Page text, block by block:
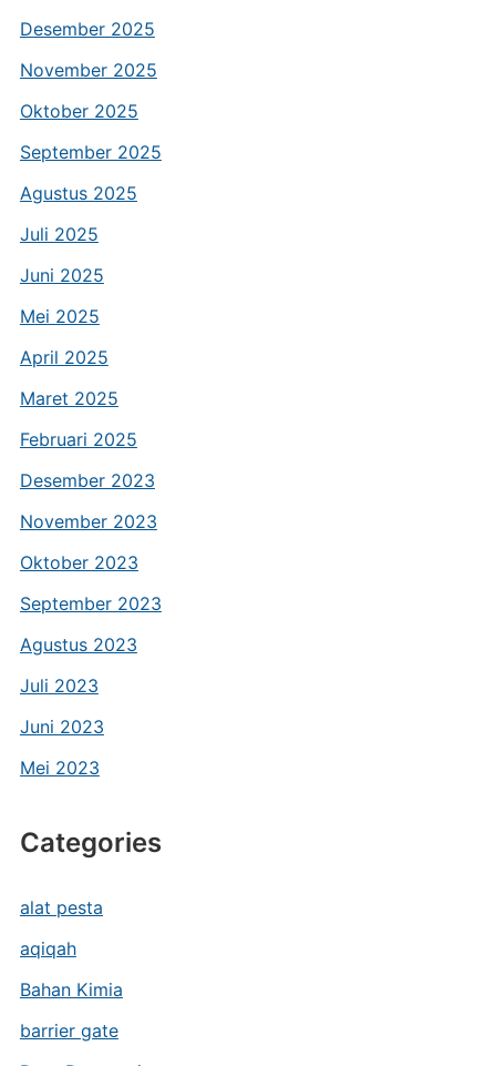
Desember 2025
November 2025
Oktober 2025
September 2025
Agustus 2025
Juli 2025
Juni 2025
Mei 2025
April 2025
Maret 2025
Februari 2025
Desember 2023
November 2023
Oktober 2023
September 2023
Agustus 2023
Juli 2023
Juni 2023
Mei 2023
Categories
alat pesta
aqiqah
Bahan Kimia
barrier gate